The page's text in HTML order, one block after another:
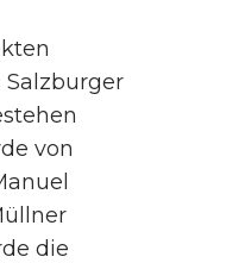
von
die